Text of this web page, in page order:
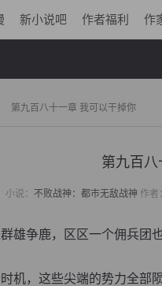
新小说吧 作者福利 作
第九百八十一章 我可以干掉你
第九百
小说： 不败战神：都市无敌战神 作者
争鹿，区区一个佣兵团
这些尖端的势力全部陨